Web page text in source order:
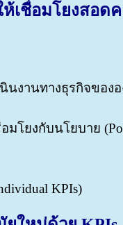
เชื่อมโยงสอด
นินงานทางธุรกิจของ
มโยงกับนโยบาย
KPIs)